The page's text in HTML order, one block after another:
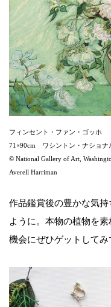
フィンセント・ファン・ゴッホ
71×90cm ワシントン・ナショナ
© National Gallery of Art,
Averell Harriman
作品鑑賞後の豊かな気
ように。本物の植物を
機会にぜひゲットして